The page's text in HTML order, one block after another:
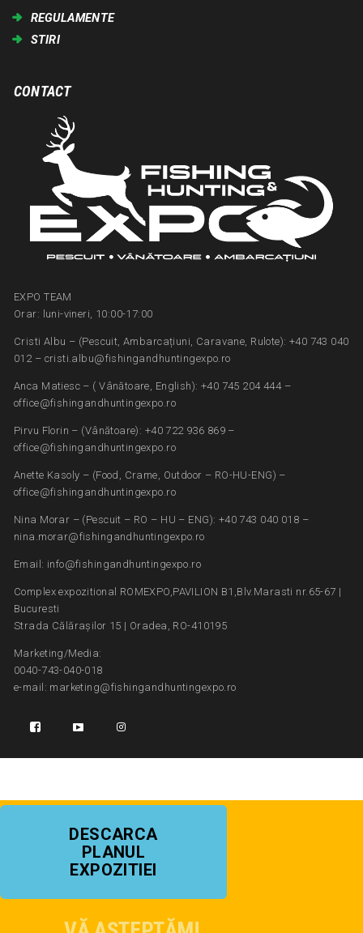
REGULAMENTE
STIRI
CONTACT
EXPO TEAM
Orar: luni-vineri, 10:00-17:00
Cristi Albu – (Pescuit, Ambarcațiuni, Caravane, Rulote): +40 743 040
012 – cristi.albu@fishingandhuntingexpo.ro
Anca Matiesc – ( Vânătoare, English): +40 745 204 444 –
office@fishingandhuntingexpo.ro
Pirvu Florin – (Vânătoare): +40 722 936 869 –
office@fishingandhuntingexpo.ro
Anette Kasoly – (Food, Crame, Outdoor – RO-HU-ENG) –
office@fishingandhuntingexpo.ro
Nina Morar – (Pescuit – RO – HU – ENG): +40 743 040 018 –
nina.morar@fishingandhuntingexpo.ro
Email: info@fishingandhuntingexpo.ro
Complex expozitional ROMEXPO,PAVILION B1,Blv.Marasti nr.65-67 |
Bucuresti
Strada Călărașilor 15 | Oradea, RO-410195
Marketing/Media:
0040-743-040-018
e-mail: marketing@fishingandhuntingexpo.ro
DESCARCA
PLANUL
EXPOZITIEI